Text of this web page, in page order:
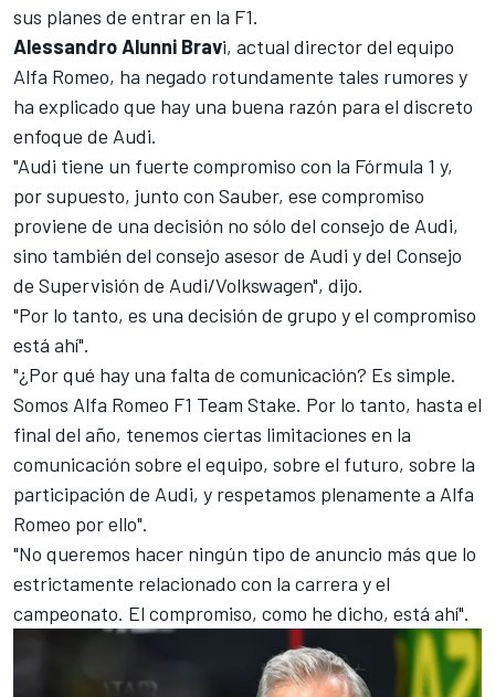
sus planes de entrar en la F1.
Alessandro Alunni Bravi, actual director del equipo
Alfa Romeo, ha negado rotundamente tales rumores y
ha explicado que hay una buena razón para el discreto
enfoque de Audi.
"Audi tiene un fuerte compromiso con la Fórmula 1 y,
por supuesto, junto con Sauber, ese compromiso
proviene de una decisión no sólo del consejo de Audi,
sino también del consejo asesor de Audi y del Consejo
de Supervisión de Audi/Volkswagen", dijo.
"Por lo tanto, es una decisión de grupo y el compromiso
está ahí".
"¿Por qué hay una falta de comunicación? Es simple.
Somos Alfa Romeo F1 Team Stake. Por lo tanto, hasta el
final del año, tenemos ciertas limitaciones en la
comunicación sobre el equipo, sobre el futuro, sobre la
participación de Audi, y respetamos plenamente a Alfa
Romeo por ello".
"No queremos hacer ningún tipo de anuncio más que lo
estrictamente relacionado con la carrera y el
campeonato. El compromiso, como he dicho, está ahí".